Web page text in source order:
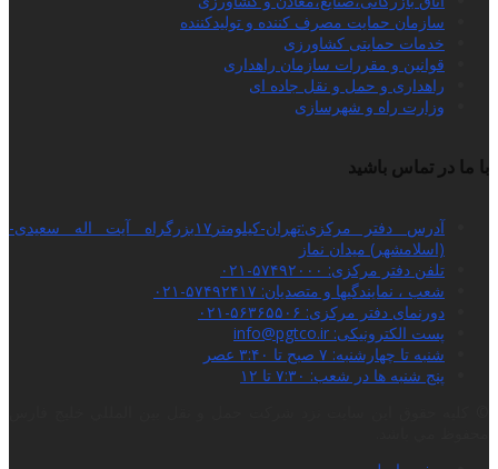
سازمان حمایت مصرف کننده و تولیدکننده
خدمات حمایتی کشاورزی
قوانین و مقررات سازمان راهداری
راهداری و حمل و نقل جاده ای
وزارت راه و شهرسازی
با ما در تماس باشید
آدرس دفتر مرکزی:تهران-کیلومتر۱۷بزرگراه آیت اله سعیدی-
(اسلامشهر) میدان نماز
تلفن دفتر مرکزی: ۵۷۴۹۲۰۰۰-۰۲۱
شعب ، نمایندگیها و متصدیان: ۵۷۴۹۲۴۱۷-۰۲۱
دورنمای دفتر مرکزی: ۵۶۳۶۵۵۰۶-۰۲۱
پست الکترونیکی: info@pgtco.ir
شنبه تا چهارشنبه: ۷ صبح تا ۳:۴۰ عصر
پنج شنبه ها در شعب: ۷:۳۰ تا ۱۲